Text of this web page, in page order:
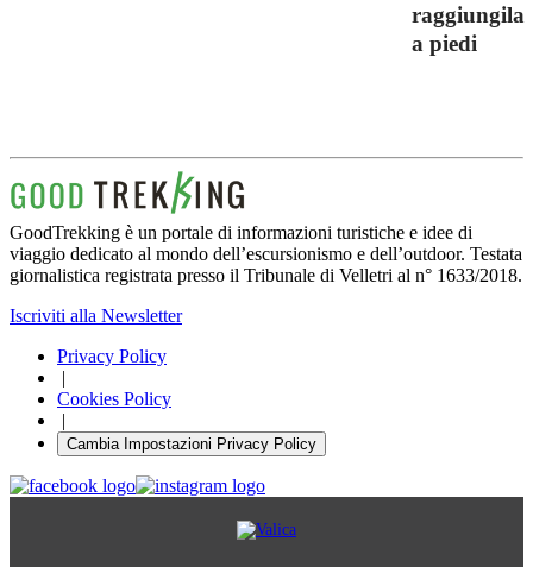
raggiungila
a piedi
GoodTrekking è un portale di informazioni turistiche e idee di
viaggio dedicato al mondo dell’escursionismo e dell’outdoor. Testata
giornalistica registrata presso il Tribunale di Velletri al n° 1633/2018.
Iscriviti alla Newsletter
Privacy Policy
|
Cookies Policy
|
Cambia Impostazioni Privacy Policy